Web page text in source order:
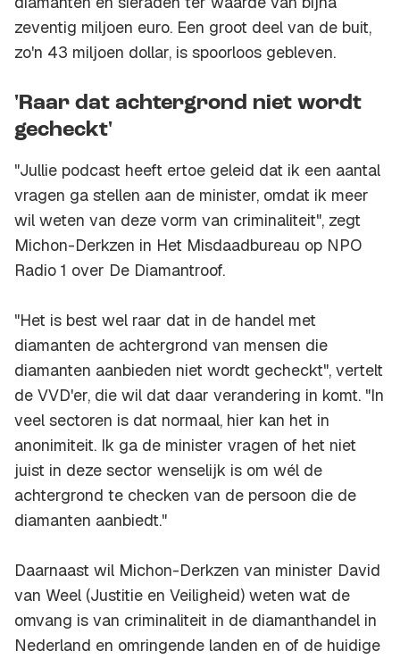
zeventig miljoen euro. Een groot deel van de buit,
zo'n 43 miljoen dollar, is spoorloos gebleven.
'Raar dat achtergrond niet wordt
gecheckt'
"Jullie podcast heeft ertoe geleid dat ik een aantal
vragen ga stellen aan de minister, omdat ik meer
wil weten van deze vorm van criminaliteit", zegt
Michon-Derkzen in Het Misdaadbureau op NPO
Radio 1 over De Diamantroof.
"Het is best wel raar dat in de handel met
diamanten de achtergrond van mensen die
diamanten aanbieden niet wordt gecheckt", vertelt
de VVD'er, die wil dat daar verandering in komt. "In
veel sectoren is dat normaal, hier kan het in
anonimiteit. Ik ga de minister vragen of het niet
juist in deze sector wenselijk is om wél de
achtergrond te checken van de persoon die de
diamanten aanbiedt."
Daarnaast wil Michon-Derkzen van minister David
van Weel (Justitie en Veiligheid) weten wat de
omvang is van criminaliteit in de diamanthandel in
Nederland en omringende landen en of de huidige